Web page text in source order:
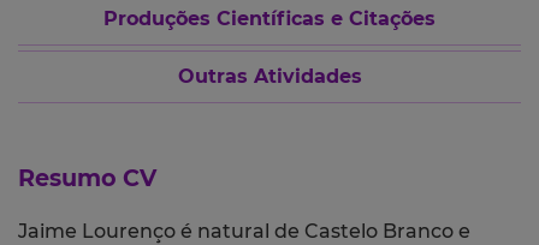
Produções Científicas e Citações
Outras Atividades
Resumo CV
Jaime Lourenço é natural de Castelo Branco e